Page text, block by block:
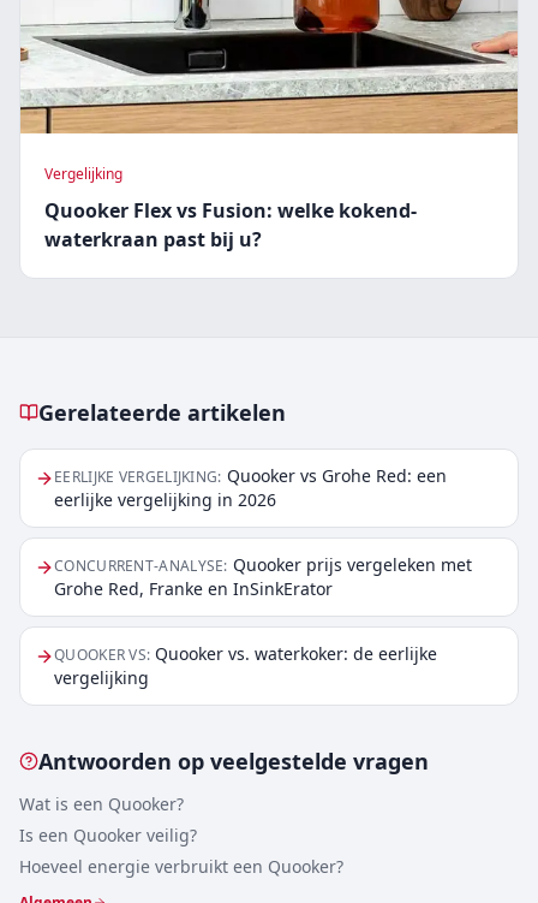
Vergelijking
Quooker Flex vs Fusion: welke kokend-
waterkraan past bij u?
Gerelateerde artikelen
Gerelateerde artikelen
EERLIJKE VERGELIJKING: Quooker vs Grohe Red: een
eerlijke vergelijking in 2026
CONCURRENT-ANALYSE: Quooker prijs vergeleken met
Grohe Red, Franke en InSinkErator
QUOOKER VS: Quooker vs. waterkoker: de eerlijke
vergelijking
Antwoorden op veelgestelde vragen
Wat is een Quooker?
Is een Quooker veilig?
Hoeveel energie verbruikt een Quooker?